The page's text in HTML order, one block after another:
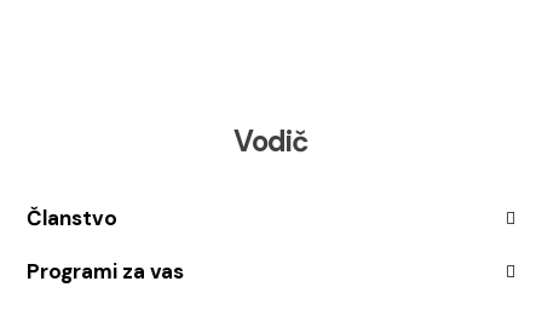
Vodič
Članstvo
Programi za vas